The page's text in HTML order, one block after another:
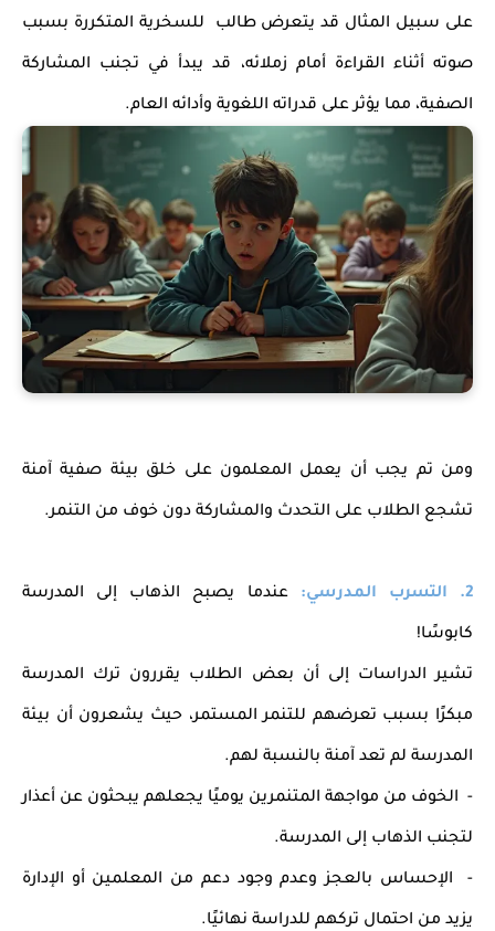
على سبيل المثال قد يتعرض طالب للسخرية المتكررة بسبب
صوته أثناء القراءة أمام زملائه، قد يبدأ في تجنب المشاركة
الصفية، مما يؤثر على قدراته اللغوية وأدائه العام.
ومن تم يجب أن يعمل المعلمون على خلق بيئة صفية آمنة
تشجع الطلاب على التحدث والمشاركة دون خوف من التنمر.
2. التسرب المدرسي: عندما يصبح الذهاب إلى المدرسة
كابوسًا!
تشير الدراسات إلى أن بعض الطلاب يقررون ترك المدرسة
مبكرًا بسبب تعرضهم للتنمر المستمر، حيث يشعرون أن بيئة
المدرسة لم تعد آمنة بالنسبة لهم.
- الخوف من مواجهة المتنمرين يوميًا يجعلهم يبحثون عن أعذار
لتجنب الذهاب إلى المدرسة.
- الإحساس بالعجز وعدم وجود دعم من المعلمين أو الإدارة
يزيد من احتمال تركهم للدراسة نهائيًا.